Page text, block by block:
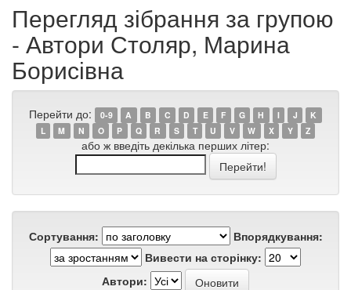
Перегляд зібрання за групою
- Автори Столяр, Марина
Борисівна
Перейти до: 0-9 A B C D E F G H I J
K
L
M N O P Q R S T U V W X Y Z
або ж введіть декілька перших літер:
Сортування:
Впорядкування:
Вивести на сторінку:
Автори: